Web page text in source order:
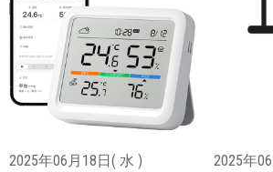
2025年06月18日( 水 ) 2025年